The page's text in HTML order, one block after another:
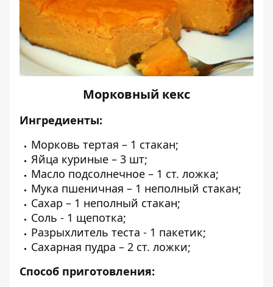
Морковный кекс
Ингредиенты:
Морковь тертая – 1 стакан;
Яйца куриные – 3 шт;
Масло подсолнечное – 1 ст. ложка;
Мука пшеничная – 1 неполный стакан;
Сахар – 1 неполный стакан;
Соль - 1 щепотка;
Разрыхлитель теста - 1 пакетик;
Сахарная пудра – 2 ст. ложки;
Способ приготовления: